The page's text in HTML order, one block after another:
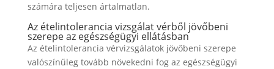
számára teljesen ártalmatlan.
Az ételintolerancia vizsgálat vérből jövőbeni
szerepe az egészségügyi ellátásban
Az ételintolerancia vérvizsgálatok jövőbeni szerepe
valószínűleg tovább növekedni fog az egészségügyi